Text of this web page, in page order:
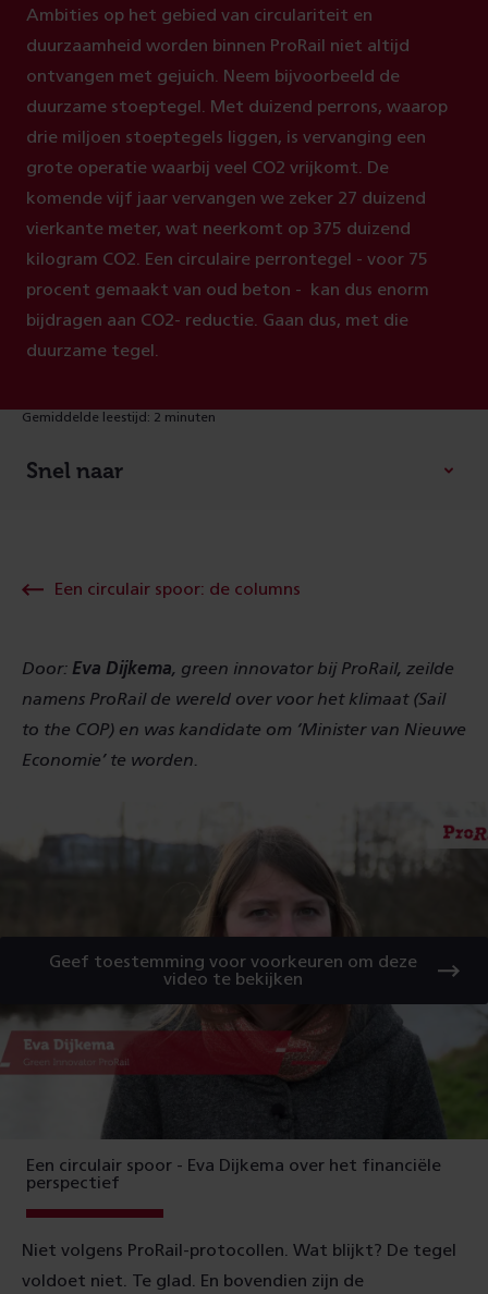
Ambities op het gebied van circulariteit en
duurzaamheid worden binnen ProRail niet altijd
ontvangen met gejuich. Neem bijvoorbeeld de
duurzame stoeptegel. Met duizend perrons, waarop
drie miljoen stoeptegels liggen, is vervanging een
grote operatie waarbij veel CO2 vrijkomt. De
komende vijf jaar vervangen we zeker 27 duizend
vierkante meter, wat neerkomt op 375 duizend
kilogram CO2. Een circulaire perrontegel - voor 75
procent gemaakt van oud beton - kan dus enorm
bijdragen aan CO2- reductie. Gaan dus, met die
duurzame tegel.
Gemiddelde leestijd: 2 minuten
Snel naar
Een circulair spoor: de columns
Door: Eva Dijkema, green innovator bij ProRail, zeilde
namens ProRail de wereld over voor het klimaat (Sail
to the COP) en was kandidate om ‘Minister van Nieuwe
Economie’ te worden.
Een circulair spoor - Eva Dijkema over het financiële
perspectief
Geef toestemming voor voorkeuren om deze
video te bekijken
Niet volgens ProRail-protocollen. Wat blijkt? De tegel
voldoet niet. Te glad. En bovendien zijn de